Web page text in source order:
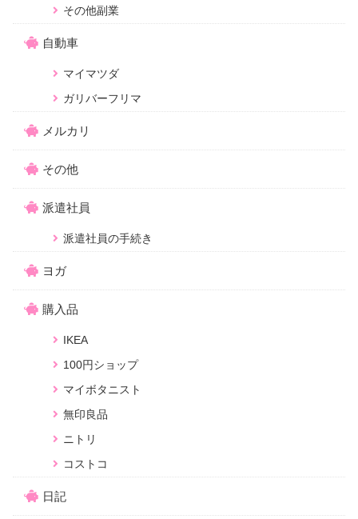
その他副業
自動車
マイマツダ
ガリバーフリマ
メルカリ
その他
派遣社員
派遣社員の手続き
ヨガ
購入品
IKEA
100円ショップ
マイボタニスト
無印良品
ニトリ
コストコ
日記